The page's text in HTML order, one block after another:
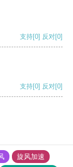
支持[0] 反对[0]
支持[0] 反对[0]
旋风加速